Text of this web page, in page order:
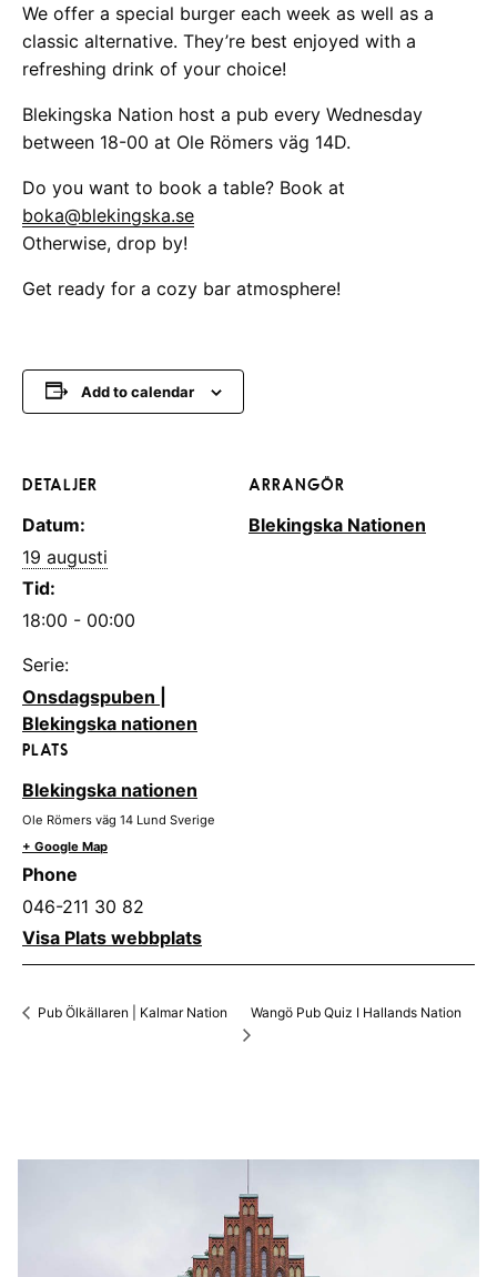
We offer a special burger each week as well as a
classic alternative. They’re best enjoyed with a
refreshing drink of your choice!
Blekingska Nation host a pub every Wednesday
between 18-00 at Ole Römers väg 14D.
Do you want to book a table? Book at
boka@blekingska.se
Otherwise, drop by!
Get ready for a cozy bar atmosphere!
Add to calendar
DETALJER
Datum:
19 augusti
Tid:
18:00 - 00:00
Serie:
Onsdagspuben |
Blekingska nationen
PLATS
Blekingska nationen
Ole Römers väg 14 Lund Sverige
+ Google Map
Phone
046-211 30 82
Visa Plats webbplats
ARRANGÖR
Blekingska Nationen
Pub Ölkällaren | Kalmar Nation Wangö Pub Quiz I Hallands Nation